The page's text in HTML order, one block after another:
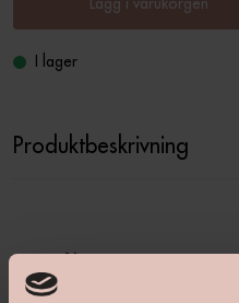
I lager
Produktbeskrivning
Specifikationer